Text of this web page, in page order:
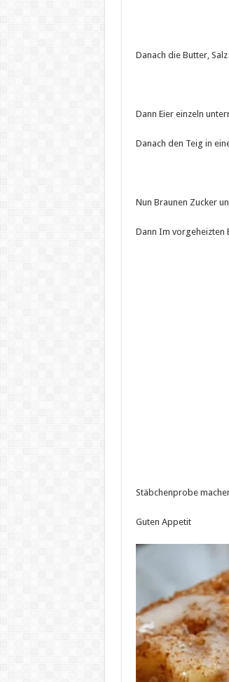
Danach die Butter,
Dann Eier einzeln
Danach den Teig in
Nun Braunen Zucker
Dann Im vorgeheizten
Stäbchenprobe
Guten Appetit